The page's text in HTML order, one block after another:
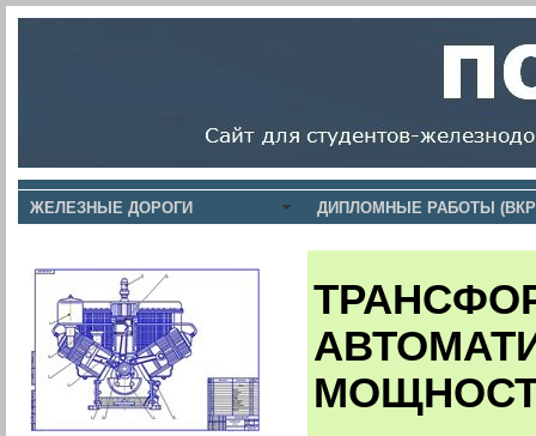
ЖЕЛЕЗНЫЕ ДОРОГИ ДИПЛОМНЫЕ РАБОТЫ